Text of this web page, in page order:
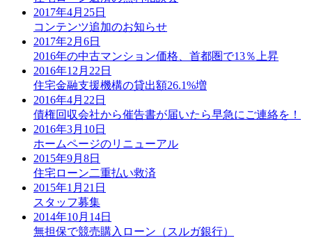
2017年4月25日
コンテンツ追加のお知らせ
2017年2月6日
2016年の中古マンション価格、首都圏で13％上昇
2016年12月22日
住宅金融支援機構の貸出額26.1%増
2016年4月22日
債権回収会社から催告書が届いたら早急にご連絡を！
2016年3月10日
ホームページのリニューアル
2015年9月8日
住宅ローン二重払い救済
2015年1月21日
スタッフ募集
2014年10月14日
無担保で競売購入ローン（スルガ銀行）